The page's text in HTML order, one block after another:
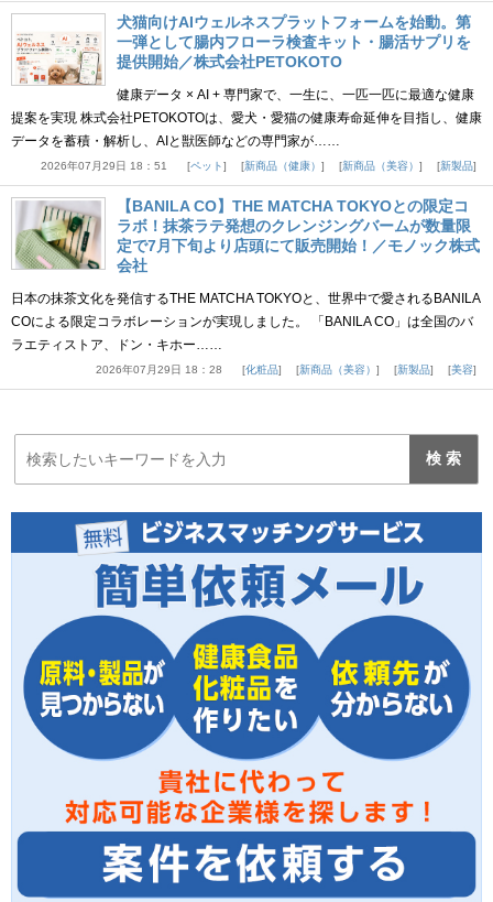
犬猫向けAIウェルネスプラットフォームを始動。第
一弾として腸内フローラ検査キット・腸活サプリを
提供開始／株式会社PETOKOTO
健康データ × AI + 専門家で、一生に、一匹一匹に最適な健康
提案を実現 株式会社PETOKOTOは、愛犬・愛猫の健康寿命延伸を目指し、健康
データを蓄積・解析し、AIと獣医師などの専門家が……
2026年07月29日 18：51 ペット 新商品（健康） 新商品（美容） 新製品
【BANILA CO】THE MATCHA TOKYOとの限定コ
ラボ！抹茶ラテ発想のクレンジングバームが数量限
定で7月下旬より店頭にて販売開始！／モノック株式
会社
日本の抹茶文化を発信するTHE MATCHA TOKYOと、世界中で愛されるBANILA
COによる限定コラボレーションが実現しました。 「BANILA CO」は全国のバ
ラエティストア、ドン・キホー……
2026年07月29日 18：28 化粧品 新商品（美容） 新製品 美容